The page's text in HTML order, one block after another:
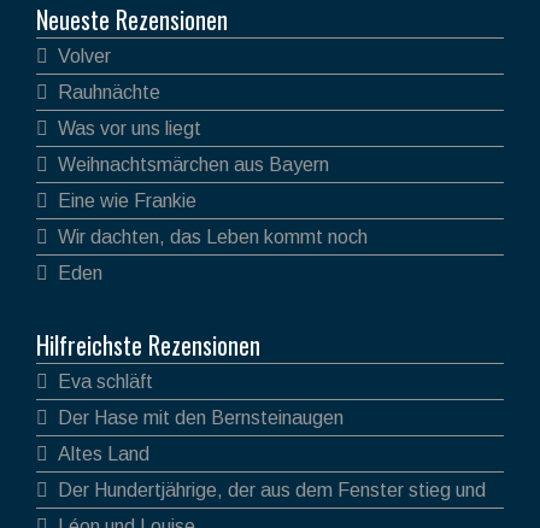
Neueste Rezensionen
Volver
Rauhnächte
Was vor uns liegt
Weihnachtsmärchen aus Bayern
Eine wie Frankie
Wir dachten, das Leben kommt noch
Eden
Hilfreichste Rezensionen
Eva schläft
Der Hase mit den Bernsteinaugen
Altes Land
Der Hundertjährige, der aus dem Fenster stieg und